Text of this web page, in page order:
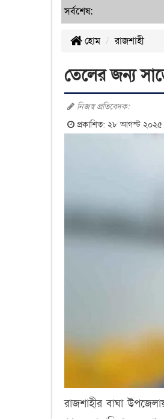
সর্বশেষ:
হোম
রাজশাহী
তেলের জন্য
নিজস্ব প্রতিবেদক:
প্রকাশিত: ২৮ আগস্ট ২০২৫
রাজশাহীর বাঘা